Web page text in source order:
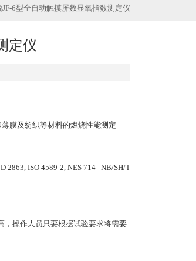
JF-6型全自动触摸屏数显氧指数测定仪
定仪
膜及纺织等材料的燃烧性能测定
2863, ISO 4589-2, NES 714 NB/SH/T
，操作人员只要根据试验要求将需要